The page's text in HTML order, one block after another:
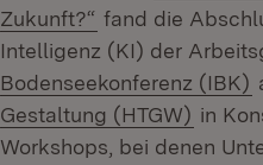
Zukunft?“ (Öffnet in
fand die
Intelligenz (KI) der
Bodenseekonferenz (IBK)
Gestaltung (HTGW) in
Workshops, bei denen